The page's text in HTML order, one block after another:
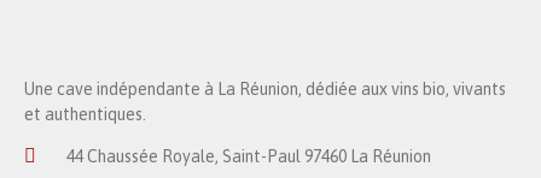
Une cave indépendante à La Réunion, dédiée aux vins bio, vivants
et authentiques.
44 Chaussée Royale, Saint-Paul 97460 La Réunion